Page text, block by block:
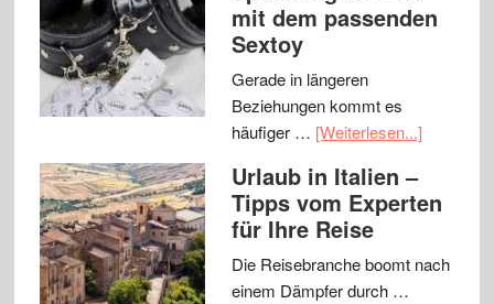
mit dem passenden
Sextoy
Gerade in längeren
Beziehungen kommt es
häufiger … [Weiterlesen...]
Urlaub in Italien –
Tipps vom Experten
für Ihre Reise
Die Reisebranche boomt nach
einem Dämpfer durch …